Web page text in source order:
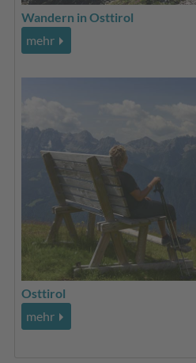
Wandern in Osttirol
mehr
Osttirol
mehr